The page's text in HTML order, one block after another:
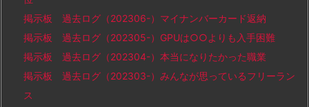
掲示板 過去ログ（202306-）マイナンバーカード返納
掲示板 過去ログ（202305-）GPUは○○よりも入手困難
掲示板 過去ログ（202304-）本当になりたかった職業
掲示板 過去ログ（202303-）みんなが思っているフリーラン
ス